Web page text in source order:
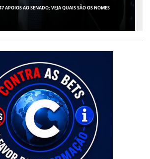
E MUNDO - 07 DE AGOSTO DE 2026